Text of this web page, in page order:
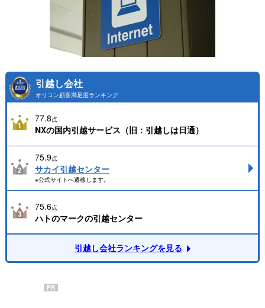
引越し会社
オリコン顧客満足度ランキング
77.8点
NXの国内引越サービス（旧：引越しは日通）
75.9点
サカイ引越センター
※公式サイトへ遷移します。
75.6点
ハトのマークの引越センター
引越し会社ランキングを見る
PR